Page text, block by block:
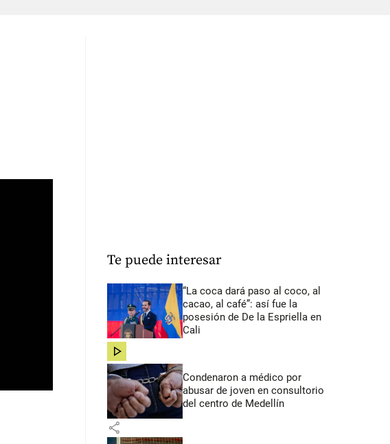
Te puede interesar
“La coca dará paso al coco, al
cacao, al café”: así fue la
posesión de De la Espriella en
Cali
share
Condenaron a médico por
abusar de joven en consultorio
del centro de Medellín
share